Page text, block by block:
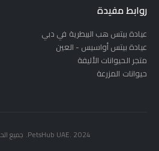
روابط مفيدة
عيادة بيتس هب البيطرية في دبي
عيادة بيتس أواسيس - العين
متجر الحيوانات الأليفة
حيوانات المزرعة
PetsHub UAE. 2024. جميع الحقوق محفوظة